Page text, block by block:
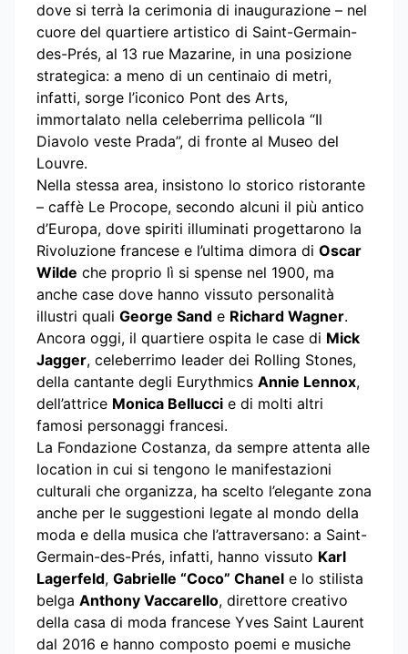
dove si terrà la cerimonia di inaugurazione – nel
cuore del quartiere artistico di Saint-Germain-
des-Prés, al 13 rue Mazarine, in una posizione
strategica: a meno di un centinaio di metri,
infatti, sorge l’iconico Pont des Arts,
immortalato nella celeberrima pellicola “Il
Diavolo veste Prada”, di fronte al Museo del
Louvre.
Nella stessa area, insistono lo storico ristorante
– caffè Le Procope, secondo alcuni il più antico
d’Europa, dove spiriti illuminati progettarono la
Rivoluzione francese e l’ultima dimora di Oscar
Wilde che proprio lì si spense nel 1900, ma
anche case dove hanno vissuto personalità
illustri quali George Sand e Richard Wagner.
Ancora oggi, il quartiere ospita le case di Mick
Jagger, celeberrimo leader dei Rolling Stones,
della cantante degli Eurythmics Annie Lennox,
dell’attrice Monica Bellucci e di molti altri
famosi personaggi francesi.
La Fondazione Costanza, da sempre attenta alle
location in cui si tengono le manifestazioni
culturali che organizza, ha scelto l’elegante zona
anche per le suggestioni legate al mondo della
moda e della musica che l’attraversano: a Saint-
Germain-des-Prés, infatti, hanno vissuto Karl
Lagerfeld, Gabrielle “Coco” Chanel e lo stilista
belga Anthony Vaccarello, direttore creativo
della casa di moda francese Yves Saint Laurent
dal 2016 e hanno composto poemi e musiche